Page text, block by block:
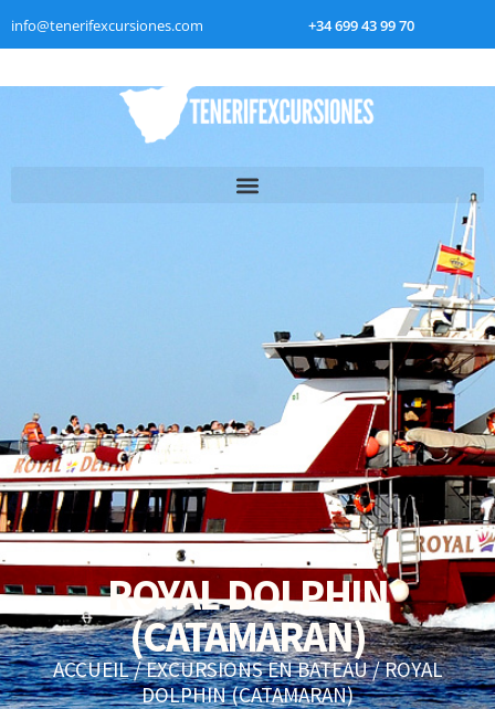
info@tenerifexcursiones.com +34 699 43 99 70
ROYAL DOLPHIN
(CATAMARAN)
ACCUEIL/EXCURSIONS EN BATEAU/ ROYAL
DOLPHIN (CATAMARAN)